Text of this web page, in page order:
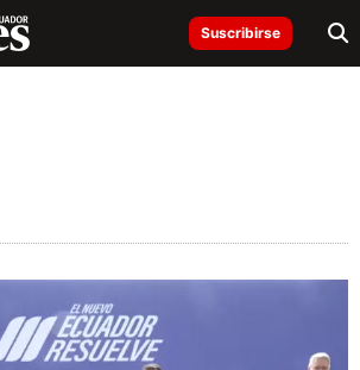
Suscribirse